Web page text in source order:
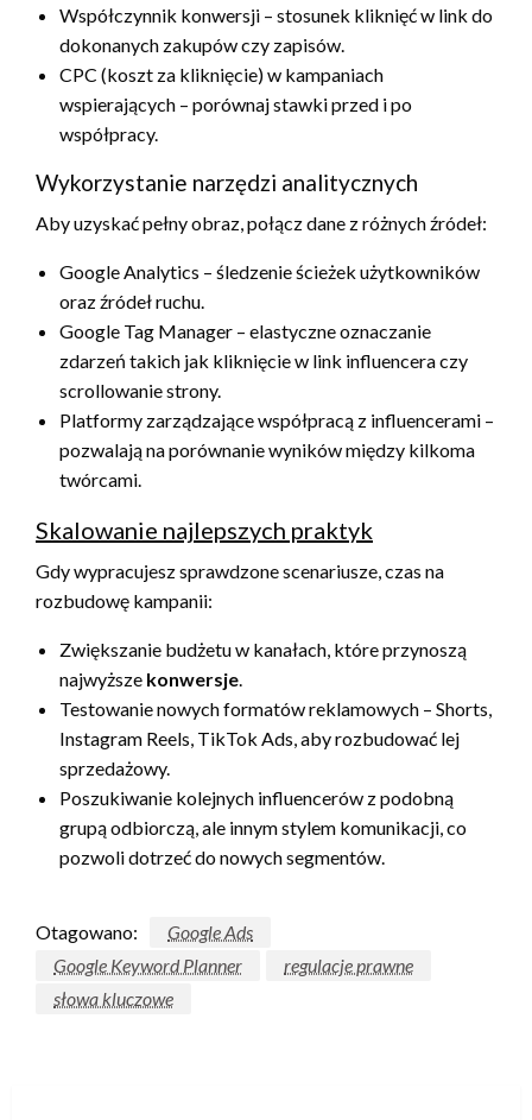
Współczynnik konwersji – stosunek kliknięć w link do
dokonanych zakupów czy zapisów.
CPC (koszt za kliknięcie) w kampaniach
wspierających – porównaj stawki przed i po
współpracy.
Wykorzystanie narzędzi analitycznych
Aby uzyskać pełny obraz, połącz dane z różnych źródeł:
Google Analytics – śledzenie ścieżek użytkowników
oraz źródeł ruchu.
Google Tag Manager – elastyczne oznaczanie
zdarzeń takich jak kliknięcie w link influencera czy
scrollowanie strony.
Platformy zarządzające współpracą z influencerami –
pozwalają na porównanie wyników między kilkoma
twórcami.
Skalowanie najlepszych praktyk
Gdy wypracujesz sprawdzone scenariusze, czas na
rozbudowę kampanii:
Zwiększanie budżetu w kanałach, które przynoszą
najwyższe konwersje.
Testowanie nowych formatów reklamowych – Shorts,
Instagram Reels, TikTok Ads, aby rozbudować lej
sprzedażowy.
Poszukiwanie kolejnych influencerów z podobną
grupą odbiorczą, ale innym stylem komunikacji, co
pozwoli dotrzeć do nowych segmentów.
Otagowano:
Google Ads
Google Keyword Planner
regulacje prawne
słowa kluczowe